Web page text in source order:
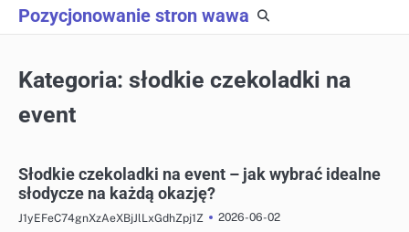
Skip
to
Pozycjonowanie stron wawa
Kategoria: słodkie czekoladki na
event
Słodkie czekoladki na event – jak wybrać idealne
słodycze na każdą okazję?
J1yEFeC74gnXzAeXBjJlLxGdhZpj1Z
2026-06-02